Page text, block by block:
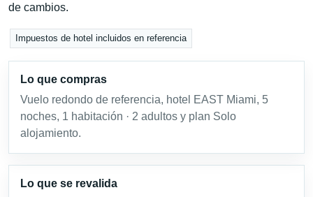
de cambios.
Impuestos de hotel incluidos en referencia
Lo que compras
Vuelo redondo de referencia, hotel EAST Miami, 5
noches, 1 habitación · 2 adultos y plan Solo
alojamiento.
Lo que se revalida